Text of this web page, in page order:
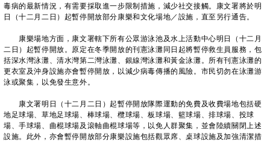
毒病的最新情況，有需要採取進一步限制措施，減少社交接觸。康文署將於明
日（十二月二日）起暫停開放部分康樂和文化場地／設施，直至另行通告。
康樂場地方面，康文署轄下所有公眾游泳池及水上活動中心明日（十二月
二日）起暫停開放。原定在冬季開放的刊憲泳灘同日起將暫停救生員服務，包
括深水灣泳灘、清水灣第二灣泳灘、銀線灣泳灘和黃金泳灘。所有刊憲泳灘的
更衣室及沖身設施亦會暫停開放，以減少病毒傳播的風險。市民切勿在泳灘游
泳或聚集，以免發生意外。
康文署明日（十二月二日）起暫停開放隊際運動的免費及收費場地包括硬
地足球場、草地足球場、棒球場、欖球場、板球場、籃球場、排球場、投球
場、手球場、曲棍球場及滾軸曲棍球場等，以免人群聚集，並會陸續關閉上述
設施。此外，亦會暫停開放部分康樂設施包括觀眾席、桌球設施及加強清潔措